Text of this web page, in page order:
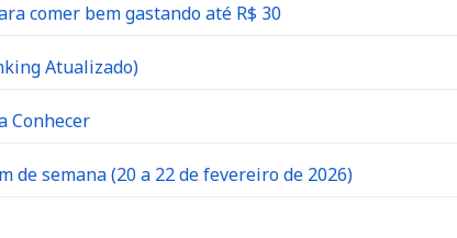
comer bem gastando até R$ 30
Atualizado)
Conhecer
de semana (20 a 22 de fevereiro de 2026)